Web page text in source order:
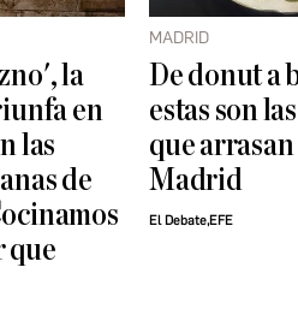
la
en
las
de
que
MADRID
De donut a
estas son
que arrasan
Madrid
El Debate,EFE